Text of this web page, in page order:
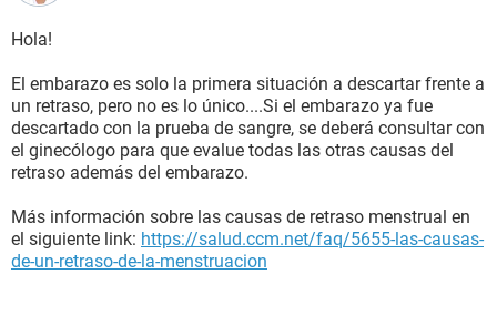
Hola!
El embarazo es solo la primera situación a descartar frente a
un retraso, pero no es lo único....Si el embarazo ya fue
descartado con la prueba de sangre, se deberá consultar con
el ginecólogo para que evalue todas las otras causas del
retraso además del embarazo.
Más información sobre las causas de retraso menstrual en
el siguiente link: https://salud.ccm.net/faq/5655-las-causas-
de-un-retraso-de-la-menstruacion